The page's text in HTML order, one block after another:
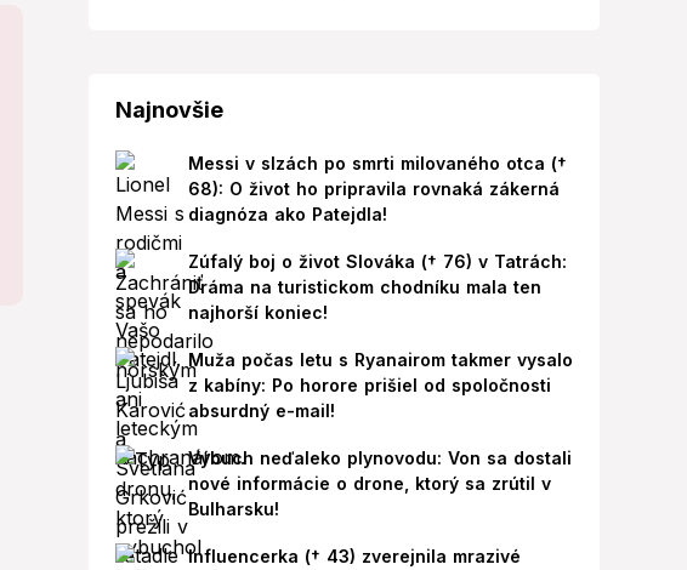
Najnovšie
Messi v slzách po smrti milovaného otca (†
68): O život ho pripravila rovnaká zákerná
diagnóza ako Patejdla!
Zúfalý boj o život Slováka († 76) v Tatrách:
Dráma na turistickom chodníku mala ten
najhorší koniec!
Muža počas letu s Ryanairom takmer vysalo
z kabíny: Po horore prišiel od spoločnosti
absurdný e-mail!
Výbuch neďaleko plynovodu: Von sa dostali
nové informácie o drone, ktorý sa zrútil v
Bulharsku!
Influencerka († 43) zverejnila mrazivé